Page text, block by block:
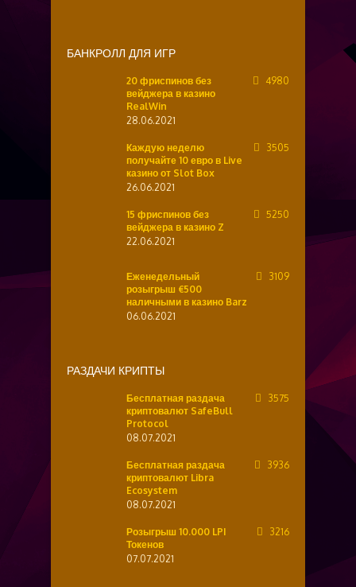
БАНКРОЛЛ ДЛЯ ИГР
20 фриспинов без
вейджера в казино
RealWin
28.06.2021
4980
Каждую неделю
получайте 10 евро в Live
казино от Slot Box
26.06.2021
3505
15 фриспинов без
вейджера в казино Z
22.06.2021
5250
Еженедельный
розыгрыш €500
наличными в казино Barz
06.06.2021
3109
РАЗДАЧИ КРИПТЫ
Бесплатная раздача
криптовалют SafeBull
Protocol
08.07.2021
3575
Бесплатная раздача
криптовалют Libra
Ecosystem
08.07.2021
3936
Розыгрыш 10.000 LPI
Токенов
07.07.2021
3216